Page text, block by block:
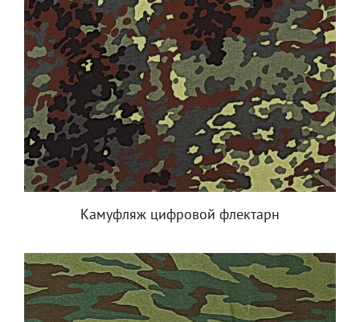
Камуфляж цифровой флектарн